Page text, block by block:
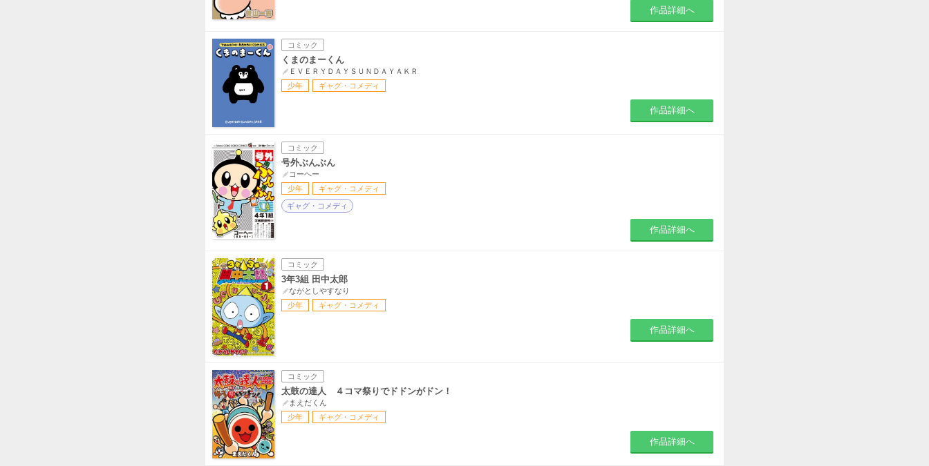
作品詳細へ
コミック
くまのまーくん
ＥＶＥＲＹＤＡＹＳＵＮＤＡＹＡＫＲ
少年
ギャグ・コメディ
作品詳細へ
コミック
号外ぶんぶん
コーヘー
少年
ギャグ・コメディ
ギャグ・コメディ
作品詳細へ
コミック
3年3組 田中太郎
ながとしやすなり
少年
ギャグ・コメディ
作品詳細へ
コミック
太鼓の達人 ４コマ祭りでドドンがドン！
まえだくん
少年
ギャグ・コメディ
作品詳細へ